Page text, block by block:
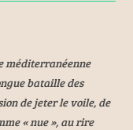
méditerranéenne
bataille des
de jeter le voile, de
« nue », au rire